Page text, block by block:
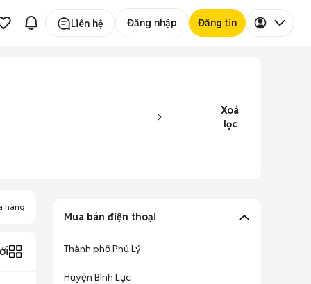
Liên hệ Đăng nhập Đăng tin
Xoá
lọc
hàng
Mua bán điện thoại
Thành phố Phủ Lý
Huyện Bình Lục